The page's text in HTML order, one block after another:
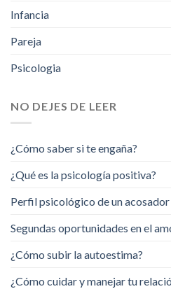
Infancia
Pareja
Psicologia
NO DEJES DE LEER
¿Cómo saber si te engaña?
¿Qué es la psicología positiva?
Perfil psicológico de un
Segundas oportunidades en el
¿Cómo subir la autoestima?
¿Cómo cuidar y manejar tu